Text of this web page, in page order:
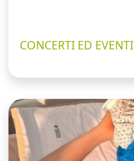
CONCERTI ED EVENTI